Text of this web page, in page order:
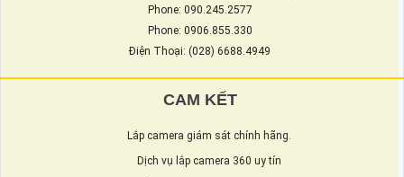
Phone: 090.245.2577
Phone: 0906.855.330
Điện Thoại: (028) 6688.4949
CAM KẾT
Lắp camera giám sát chính hãng.
Dịch vụ lắp camera 360 uy tín